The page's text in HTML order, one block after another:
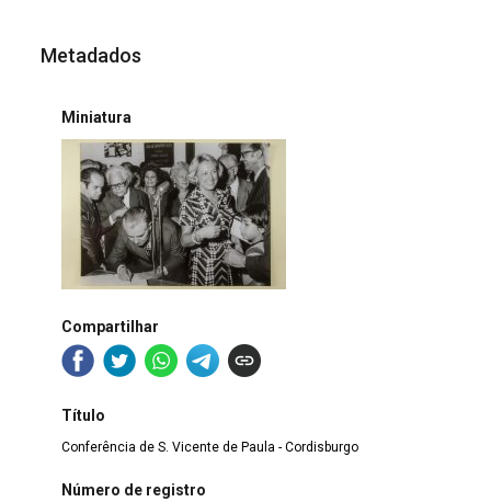
Metadados
Miniatura
Compartilhar
Título
Conferência de S. Vicente de Paula - Cordisburgo
Número de registro